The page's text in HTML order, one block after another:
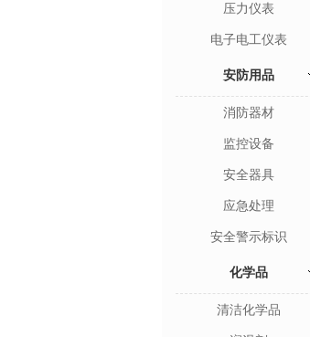
压力仪表
电子电工仪表
安防用品
消防器材
监控设备
安全器具
应急处理
安全警示标识
化学品
清洁化学品